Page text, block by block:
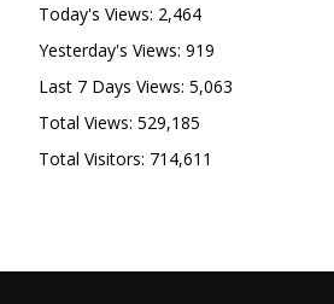
Today's Views: 2,464
Yesterday's Views: 919
Last 7 Days Views: 5,063
Total Views: 529,185
Total Visitors: 714,611